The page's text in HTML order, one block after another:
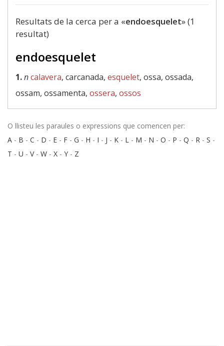
Resultats de la cerca per a «endoesquelet» (1
resultat)
endoesquelet
1.ncalavera, carcanada, esquelet, ossa, ossada,
ossam, ossamenta, ossera, ossos
O llisteu les paraules o expressions que comencen per:
A - B - C - D - E - F - G - H - I - J - K - L - M - N - O - P - Q - R - S -
T - U - V- W - X - Y - Z